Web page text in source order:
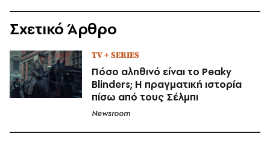
Σχετικό Άρθρο
TV + SERIES
Πόσο αληθινό είναι το Peaky
Blinders; Η πραγματική ιστορία
πίσω από τους Σέλμπι
Newsroom